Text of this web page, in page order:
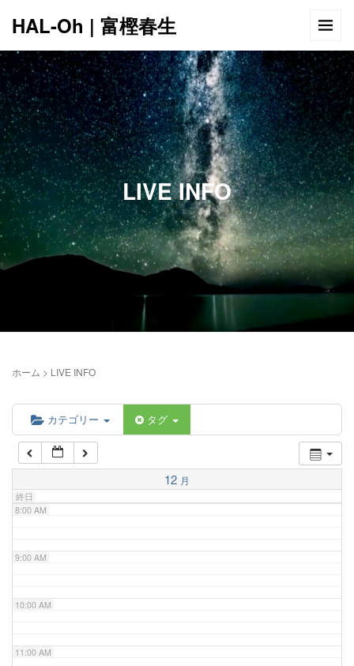
HAL-Oh | 富樫春生
LIVE INFO
ホーム > LIVE INFO
カテゴリー タグ
12 月
終日
12:00 AM
1:00 AM
2:00 AM
5:00 AM
6:00 AM
7:00 AM
8:00 AM
9:00 AM
10:00 AM
11:00 AM